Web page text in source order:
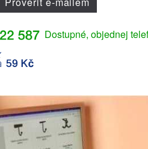
Dostupné, objednej